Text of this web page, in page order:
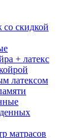
скидкой
+ латекс
латексом
матрасов